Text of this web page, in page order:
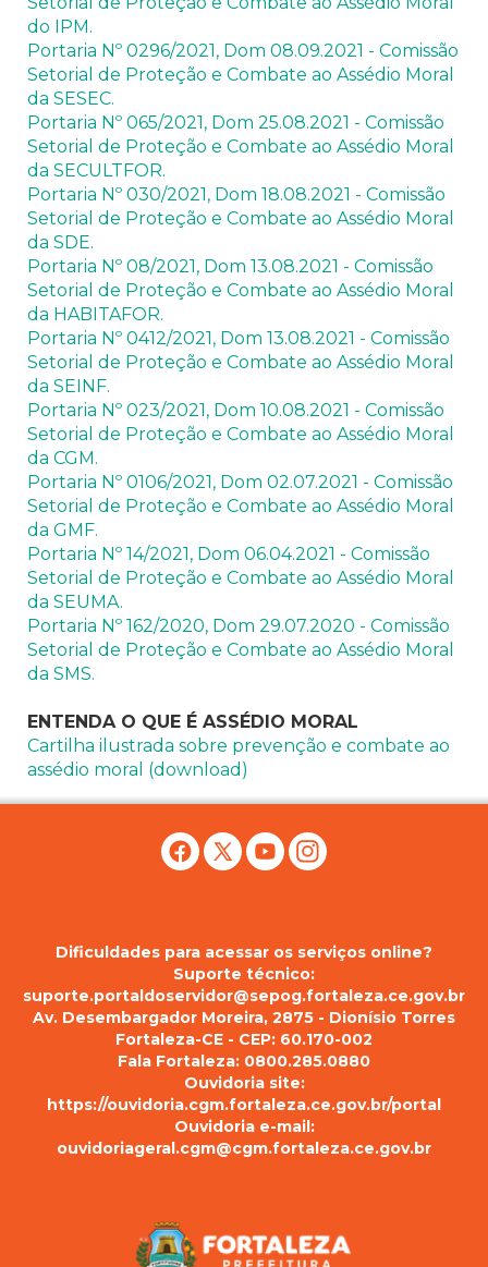
do IPM.
Portaria Nº 0296/2021, Dom 08.09.2021 - Comissão
Setorial de Proteção e Combate ao Assédio Moral
da SESEC.
Portaria Nº 065/2021, Dom 25.08.2021 - Comissão
Setorial de Proteção e Combate ao Assédio Moral
da SECULTFOR.
Portaria Nº 030/2021, Dom 18.08.2021 - Comissão
Setorial de Proteção e Combate ao Assédio Moral
da SDE.
Portaria Nº 08/2021, Dom 13.08.2021 - Comissão
Setorial de Proteção e Combate ao Assédio Moral
da HABITAFOR.
Portaria Nº 0412/2021, Dom 13.08.2021 - Comissão
Setorial de Proteção e Combate ao Assédio Moral
da SEINF.
Portaria Nº 023/2021, Dom 10.08.2021 - Comissão
Setorial de Proteção e Combate ao Assédio Moral
da CGM.
Portaria Nº 0106/2021, Dom 02.07.2021 - Comissão
Setorial de Proteção e Combate ao Assédio Moral
da GMF.
Portaria Nº 14/2021, Dom 06.04.2021 - Comissão
Setorial de Proteção e Combate ao Assédio Moral
da SEUMA.
Portaria Nº 162/2020, Dom 29.07.2020 - Comissão
Setorial de Proteção e Combate ao Assédio Moral
da SMS.
ENTENDA O QUE É ASSÉDIO MORAL
Cartilha ilustrada sobre prevenção e combate ao
assédio moral (download)
Dificuldades para acessar os serviços online?
Suporte técnico:
suporte.portaldoservidor@sepog.fortaleza.ce.gov.br
Av. Desembargador Moreira, 2875 - Dionísio Torres
Fortaleza-CE - CEP: 60.170-002
Fala Fortaleza: 0800.285.0880
Ouvidoria site:
https://ouvidoria.cgm.fortaleza.ce.gov.br/portal
Ouvidoria e-mail:
ouvidoriageral.cgm@cgm.fortaleza.ce.gov.br